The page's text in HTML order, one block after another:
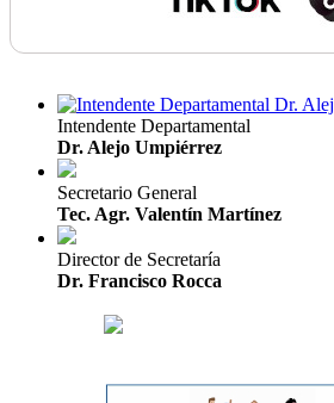
Intendente Departamental
Dr. Alejo Umpiérrez
Secretario General
Tec. Agr. Valentín Martínez
Director de Secretaría
Dr. Francisco Rocca